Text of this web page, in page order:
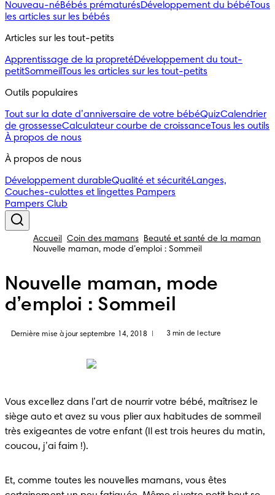
Nouveau-néBébés prématurésDéveloppement du bébéTous
les articles sur les bébés
Articles sur les tout-petits
Apprentissage de la propretéDéveloppement du tout-
petitSommeilTous les articles sur les tout-petits
Outils populaires
Tout sur la date d’anniversaire de votre bébéQuizCalendrier
de grossesseCalculateur courbe de croissanceTous les outils
À propos de nous
À propos de nous
Développement durableQualité et sécuritéLanges,
Couches-culottes et lingettes Pampers
Pampers Club
Accueil Coin des mamans
Beauté et santé de la maman
Nouvelle maman, mode d’emploi : Sommeil
Nouvelle maman, mode
d’emploi : Sommeil
Dernière mise à jour septembre 14, 2018 3 min de lecture
Vous excellez dans l’art de nourrir votre bébé, maîtrisez le
siège auto et avez su vous plier aux habitudes de sommeil
très exigeantes de votre enfant (Il est trois heures du matin,
coucou, j’ai faim !).
Et, comme toutes les nouvelles mamans, vous êtes